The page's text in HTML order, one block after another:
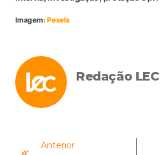
Imagem:Pexels
Redação LEC
Anterior